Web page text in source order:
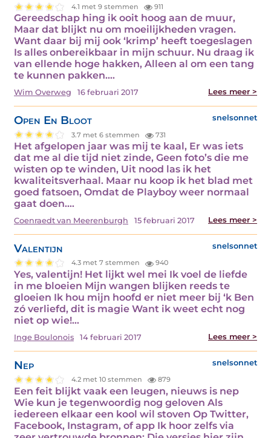
4.1 met 9 stemmen 911
Gereedschap hing ik ooit hoog aan de muur,
Maar dat blijkt nu om moeilijkheden vragen.
Want daar bij mij ook ‘krimp’ heeft toegeslagen
Is alles onbereikbaar in mijn schuur. Nu draag ik
van ellende hoge hakken, Alleen al om een tang
te kunnen pakken.…
Wim Overweg 16 februari 2017 Lees meer >
Open En Bloot snelsonnet
3.7 met 6 stemmen 731
Het afgelopen jaar was mij te kaal, Er was iets
dat me al die tijd niet zinde, Geen foto’s die me
wisten op te winden, Uit nood las ik het
kwaliteitsverhaal. Maar nu koop ik het blad met
goed fatsoen, Omdat de Playboy weer normaal
gaat doen.…
Coenraedt van Meerenburgh 15 februari 2017 Lees meer >
Valentijn snelsonnet
4.3 met 7 stemmen 940
Yes, valentijn! Het lijkt wel mei Ik voel de liefde
in me bloeien Mijn wangen blijken reeds te
gloeien Ik hou mijn hoofd er niet meer bij ‘k Ben
zó verliefd, dit is magie Want ik weet echt nog
niet op wie!…
Inge Boulonois 14 februari 2017 Lees meer >
Nep snelsonnet
4.2 met 10 stemmen 879
Een feit blijkt vaak een leugen, nieuws is nep
Wie kun je tegenwoordig nog geloven Als
iedereen elkaar een kool wil stoven Op Twitter,
Facebook, Instagram, of app Ik hoor zelfs via